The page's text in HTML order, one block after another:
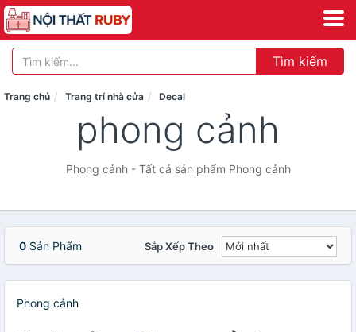
Tìm kiếm
Trang chủ Trang trí nhà cửa Decal
phong cảnh
Phong cảnh - Tất cả sản phẩm Phong cảnh
0 Sản Phẩm Sắp Xếp Theo
Phong cảnh